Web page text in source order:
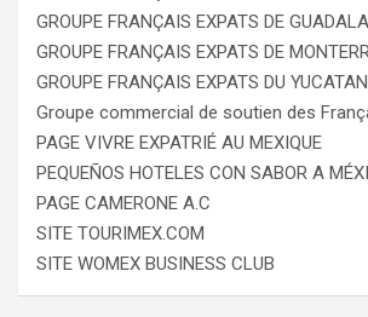
GROUPE FRANÇAIS EXPATS DE
GROUPE FRANÇAIS EXPATS DE
GROUPE FRANÇAIS EXPATS DU YUCATAN
Groupe commercial de soutien des
PAGE VIVRE EXPATRIÉ AU MEXIQUE
PEQUEÑOS HOTELES CON SABOR A
PAGE CAMERONE A.C
SITE TOURIMEX.COM
SITE WOMEX BUSINESS CLUB